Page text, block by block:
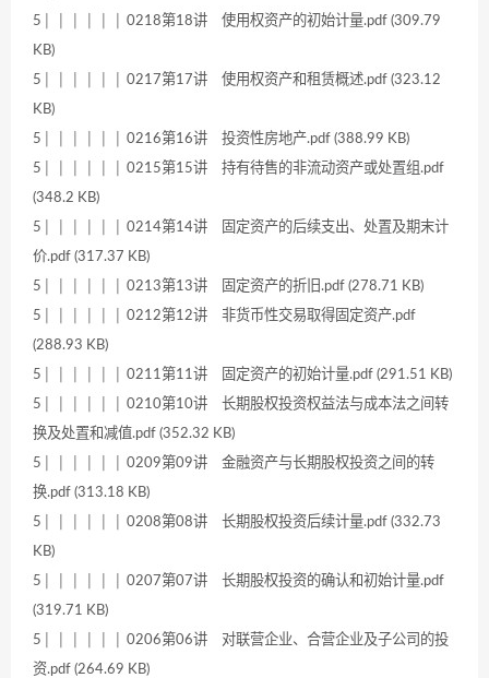
5│ │ │ │ │ │ 0218第18讲 使用权资产的初始计量.pdf (309.79
KB)
5│ │ │ │ │ │ 0217第17讲 使用权资产和租赁概述.pdf (323.12
KB)
5│ │ │ │ │ │ 0216第16讲 投资性房地产.pdf (388.99 KB)
5│ │ │ │ │ │ 0215第15讲 持有待售的非流动资产或处置组.pdf
(348.2 KB)
5│ │ │ │ │ │ 0214第14讲 固定资产的后续支出、处置及期末计
价.pdf (317.37 KB)
5│ │ │ │ │ │ 0213第13讲 固定资产的折旧.pdf (278.71 KB)
5│ │ │ │ │ │ 0212第12讲 非货币性交易取得固定资产.pdf
(288.93 KB)
5│ │ │ │ │ │ 0211第11讲 固定资产的初始计量.pdf (291.51 KB)
5│ │ │ │ │ │ 0210第10讲 长期股权投资权益法与成本法之间转
换及处置和减值.pdf (352.32 KB)
5│ │ │ │ │ │ 0209第09讲 金融资产与长期股权投资之间的转
换.pdf (313.18 KB)
5│ │ │ │ │ │ 0208第08讲 长期股权投资后续计量.pdf (332.73
KB)
5│ │ │ │ │ │ 0207第07讲 长期股权投资的确认和初始计量.pdf
(319.71 KB)
5│ │ │ │ │ │ 0206第06讲 对联营企业、合营企业及子公司的投
资.pdf (264.69 KB)